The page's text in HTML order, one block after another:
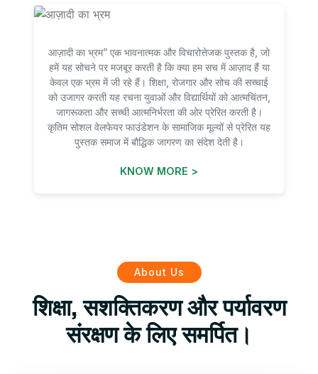
आज़ादी का भ्रम” एक भावनात्मक और विचारोत्तेजक पुस्तक है, जो
हमें यह सोचने पर मजबूर करती है कि क्या हम सच में आज़ाद हैं या
केवल एक भ्रम में जी रहे हैं। शिक्षा, रोजगार और सोच की सच्चाई
को उजागर करती यह रचना युवाओं और विद्यार्थियों को आत्मचिंतन,
जागरूकता और सच्ची आत्मनिर्भरता की ओर प्रेरित करती है।
कृतिम सोशल वेलफेयर फाउंडेशन के सामाजिक मूल्यों से प्रेरित यह
पुस्तक समाज में बौद्धिक जागरण का संदेश देती है।
KNOW MORE >
About Us
शिक्षा, सशक्तिकरण और पर्यावरण
संरक्षण के लिए समर्पित।